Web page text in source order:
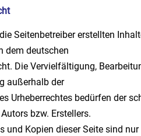
Seitenbetreiber erstellten
dem deutschen
Die Vervielfältigung,
außerhalb der
Urheberrechtes bedürfen der
bzw. Erstellers.
und Kopien dieser Seite sind